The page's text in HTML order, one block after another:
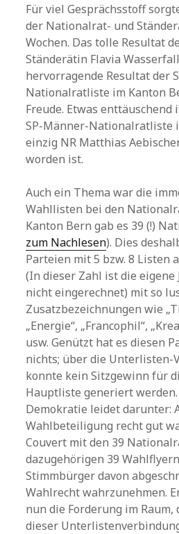
Für viel Gesprächsstoff
der Nationalrat- und
Wochen. Das tolle Resultat
Ständerätin Flavia
hervorragende Resultat der
Nationalratliste im Kanton
Freude. Etwas enttäuschend
SP-Männer-Nationalratliste
einzig NR Matthias
worden ist.
Auch ein Thema war die
Wahllisten bei den
Kanton Bern gab es 39 (!)
zum Nachlesen). Dies
Parteien mit 5 bzw. 8 Listen
(In dieser Zahl ist die eigene
nicht eingerechnet) mit so
Zusatzbezeichnungen wie
„Energie“, „Francophil“,
usw. Genützt hat es diesen
nichts; über die Unterlisten-
konnte kein Sitzgewinn für
Hauptliste generiert
Demokratie leidet darunter:
Wahlbeteiligung recht gut
Couvert mit den 39
dazugehörigen 39
Stimmbürger davon
Wahlrecht wahrzunehmen.
nun die Forderung im Raum,
dieser